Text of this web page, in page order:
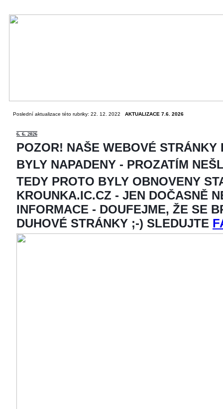
Poslední aktualizace této rubriky: 22. 12. 2022 AKTUALIZACE 7.6. 2026
6. 6. 2026
POZOR! NAŠE WEBOVÉ STRÁNKY
BYLY NAPADENY - PROZATÍM
TEDY PROTO BYLY OBNOVENY
KROUNKA.IC.CZ - JEN DOČASNĚ
INFORMACE - DOUFEJME, ŽE SE
DUHOVÉ STRÁNKY ;-) SLEDUJTE